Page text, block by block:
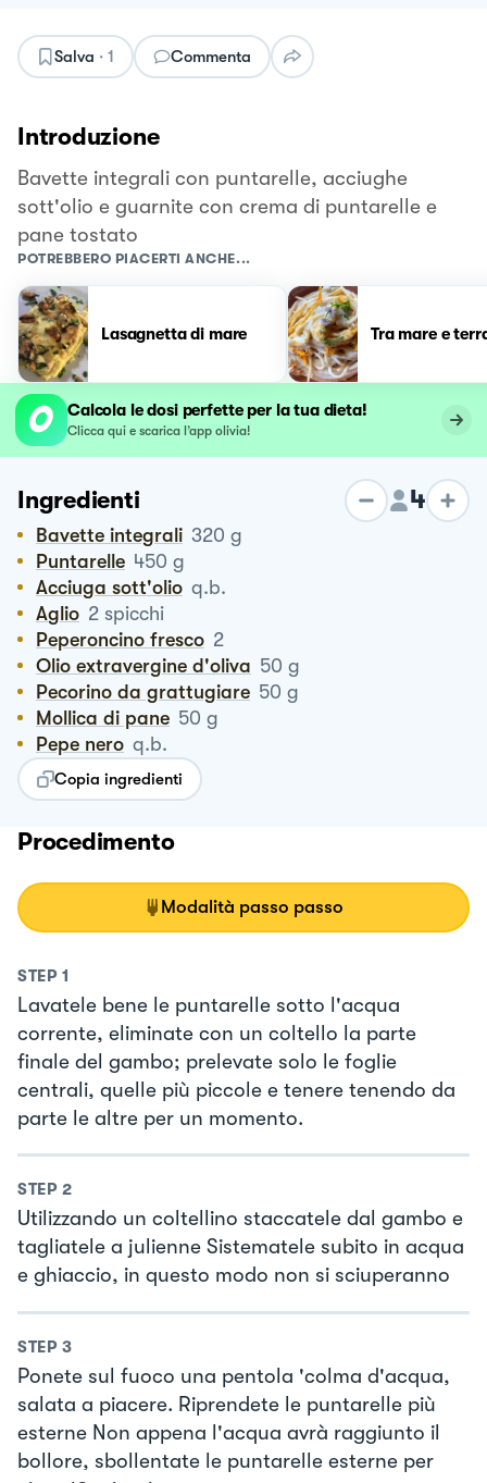
Salva · 1 Commenta
Introduzione
Bavette integrali con puntarelle, acciughe
sott'olio e guarnite con crema di puntarelle e
pane tostato
POTREBBERO PIACERTI ANCHE...
Lasagnetta di mare Tra mare e
Calcola le dosi perfette per la tua dieta!
Clicca qui e scarica l’app olivia!
Ingredienti 4
Bavette integrali 320 g
Puntarelle 450 g
Acciuga sott'olio q.b.
Aglio 2 spicchi
Peperoncino fresco 2
Olio extravergine d'oliva 50 g
Pecorino da grattugiare 50 g
Mollica di pane 50 g
Pepe nero q.b.
Copia ingredienti
Procedimento
Modalità passo passo
STEP 1
Lavatele bene le puntarelle sotto l'acqua
corrente, eliminate con un coltello la parte
finale del gambo; prelevate solo le foglie
centrali, quelle più piccole e tenere tenendo da
parte le altre per un momento.
STEP 2
Utilizzando un coltellino staccatele dal gambo e
tagliatele a julienne Sistematele subito in acqua
e ghiaccio, in questo modo non si sciuperanno
STEP 3
Ponete sul fuoco una pentola 'colma d'acqua,
salata a piacere. Riprendete le puntarelle più
esterne Non appena l'acqua avrà raggiunto il
bollore, sbollentate le puntarelle esterne per